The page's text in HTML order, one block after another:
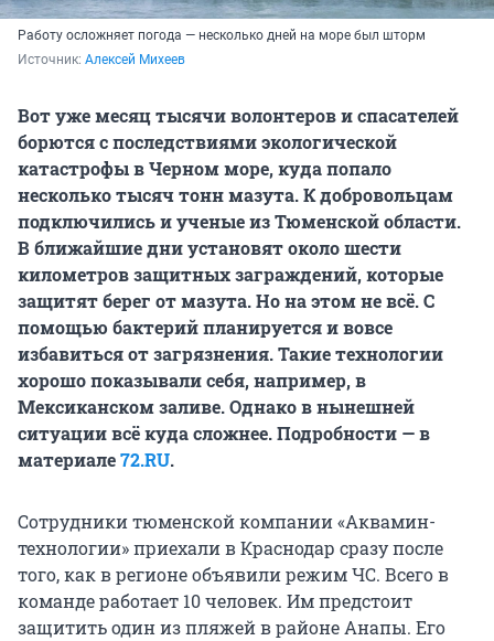
Работу осложняет погода — несколько дней на море был шторм
Источник: Алексей Михеев
Вот уже месяц тысячи волонтеров и спасателей
борются с последствиями экологической
катастрофы в Черном море, куда попало
несколько тысяч тонн мазута. К добровольцам
подключились и ученые из Тюменской области.
В ближайшие дни установят около шести
километров защитных заграждений, которые
защитят берег от мазута. Но на этом не всё. С
помощью бактерий планируется и вовсе
избавиться от загрязнения. Такие технологии
хорошо показывали себя, например, в
Мексиканском заливе. Однако в нынешней
ситуации всё куда сложнее. Подробности — в
материале72.RU.
Сотрудники тюменской компании «Аквамин-
технологии» приехали в Краснодар сразу после
того, как в регионе объявили режим ЧС. Всего в
команде работает 10 человек. Им предстоит
защитить один из пляжей в районе Анапы. Его